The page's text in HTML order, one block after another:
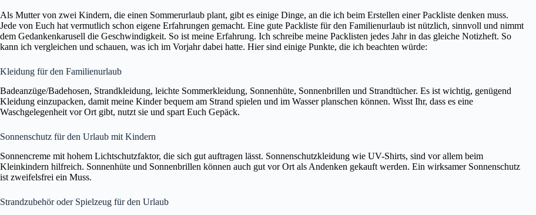
Als Mutter von zwei Kindern, die einen Sommerurlaub plant, gibt es einige Dinge, an die ich beim Erstellen einer Packliste denken muss.
Jede von Euch hat vermutlich schon eigene Erfahrungen gemacht. Eine gute Packliste für den Familienurlaub ist nützlich, sinnvoll und nimmt
dem Gedankenkarusell die Geschwindigkeit. So ist meine Erfahrung. Ich schreibe meine Packlisten jedes Jahr in das gleiche Notizheft. So
kann ich vergleichen und schauen, was ich im Vorjahr dabei hatte. Hier sind einige Punkte, die ich beachten würde:
Kleidung für den Familienurlaub
Badeanzüge/Badehosen, Strandkleidung, leichte Sommerkleidung, Sonnenhüte, Sonnenbrillen und Strandtücher. Es ist wichtig, genügend
Kleidung einzupacken, damit meine Kinder bequem am Strand spielen und im Wasser planschen können. Wisst Ihr, dass es eine
Waschgelegenheit vor Ort gibt, nutzt sie und spart Euch Gepäck.
Sonnenschutz für den Urlaub mit Kindern
Sonnencreme mit hohem Lichtschutzfaktor, die sich gut auftragen lässt. Sonnenschutzkleidung wie UV-Shirts, sind vor allem beim
Kleinkindern hilfreich. Sonnenhüte und Sonnenbrillen können auch gut vor Ort als Andenken gekauft werden. Ein wirksamer Sonnenschutz
ist zweifelsfrei ein Muss.
Strandzubehör oder Spielzeug für den Urlaub